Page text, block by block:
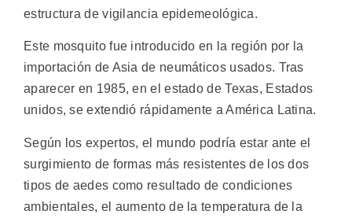
estructura de vigilancia epidemeológica.
Este mosquito fue introducido en la región por la
importación de Asia de neumáticos usados. Tras
aparecer en 1985, en el estado de Texas, Estados
unidos, se extendió rápidamente a América Latina.
Según los expertos, el mundo podría estar ante el
surgimiento de formas más resistentes de los dos
tipos de aedes como resultado de condiciones
ambientales, el aumento de la temperatura de la